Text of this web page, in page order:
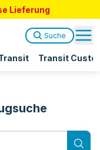
Lieferung
Transit
Suche